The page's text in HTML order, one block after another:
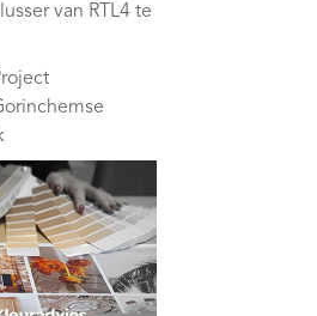
van RTL4 te